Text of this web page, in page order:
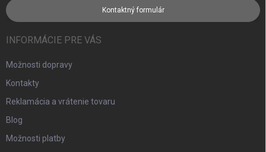
Kontaktný formulár
INFORMÁCIE PRE VÁS
Možnosti dopravy
Kontakty
Reklamácia a vrátenie tovaru
Blog
Možnosti platby